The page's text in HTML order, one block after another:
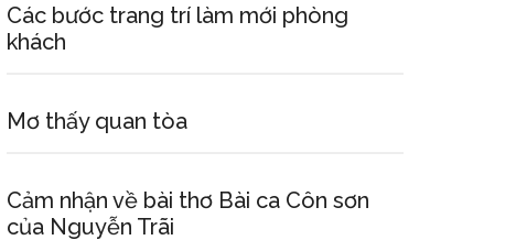
Các bước trang trí làm mới phòng
khách
Mơ thấy quan tòa
Cảm nhận về bài thơ Bài ca Côn sơn
của Nguyễn Trãi